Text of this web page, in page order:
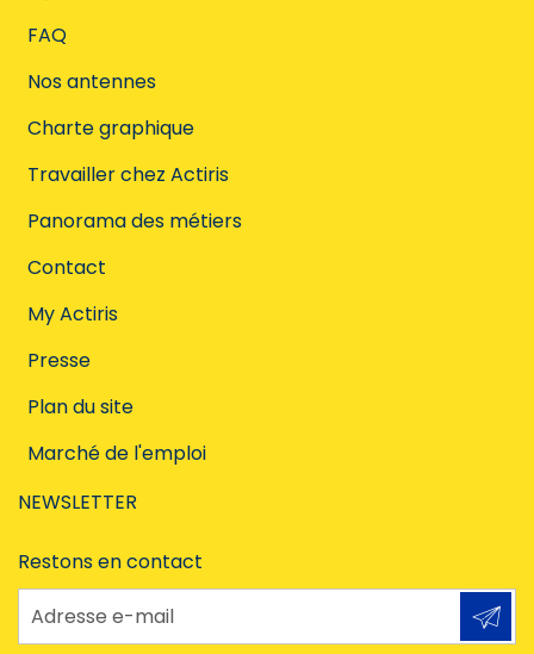
FAQ
Nos antennes
Charte graphique
Travailler chez Actiris
Panorama des métiers
Contact
My Actiris
Presse
Plan du site
Marché de l'emploi
NEWSLETTER
Restons en contact
Adresse e-mail